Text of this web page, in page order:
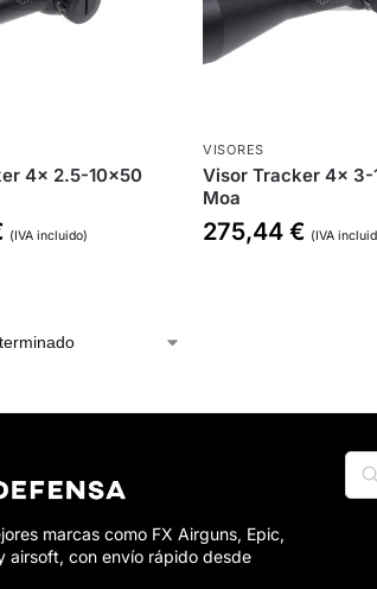
4x 2.5-10×50
(IVA incluido)
VISORES
Visor Tracker 4x 3-
Moa
275,44€ (IVA
marcas como FX Airguns, Epic,
airsoft, con envío rápido desde